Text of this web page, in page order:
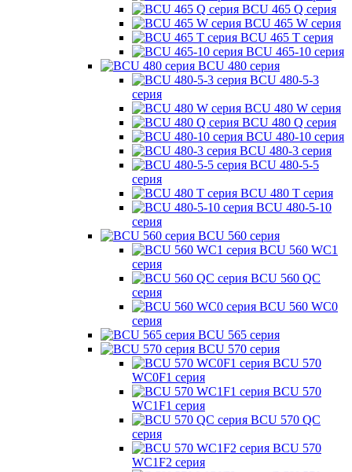
BCU 465 Q серия
BCU 465 W серия
BCU 465 T серия
BCU 465-10 серия
BCU 480 серия
BCU 480-5-3
серия
BCU 480 W серия
BCU 480 Q серия
BCU 480-10 серия
BCU 480-3 серия
BCU 480-5-5
серия
BCU 480 T серия
BCU 480-5-10
серия
BCU 560 серия
BCU 560 WC1
серия
BCU 560 QC
серия
BCU 560 WC0
серия
BCU 565 серия
BCU 570 серия
BCU 570
WC0F1 серия
BCU 570
WC1F1 серия
BCU 570 QC
серия
BCU 570
WC1F2 серия